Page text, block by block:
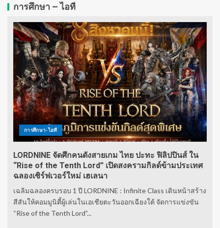
การศึกษา – ไอที
การศึกษา-ไอที
LORDNINE จัดศึกคนดังสายเกม ไทย ปะทะ ฟิลิปปินส์ ใน
“Rise of the Tenth Lord” เปิดสงครามกิลด์ข้ามประเทศ
ฉลองเซิร์ฟเวอร์ใหม่ เฮเลนา
เฉลิมฉลองครบรอบ 1 ปี LORDNINE : Infinite Class เดินหน้าสร้าง
สีสันให้คอมมูนิตี้ผู้เล่นในเอเชียตะวันออกเฉียงใต้ จัดการแข่งขัน
“Rise of the Tenth Lord”...